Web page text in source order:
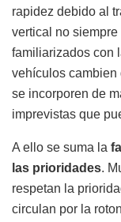
rapidez debido al
vertical no
familiarizados con
vehículos cambien
se incorporen de
imprevistas que
A ello se suma la
las prioridades.
respetan la
circulan por la